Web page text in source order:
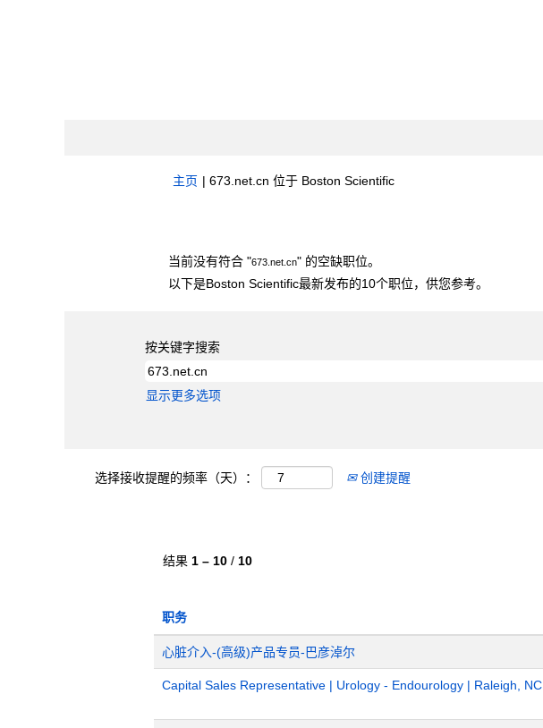
主页 | 673.net.cn 位于 Boston Scientific（当
当前没有符合 "673.net.cn" 的空缺职位。
以下是Boston Scientific最新发布的10个职位，供您参考。
按关键字搜索
显示更多选项
选择接收提醒的频率（天）： 创建提醒
结果 1 – 10 / 10
职务
心脏介入-(高级)产品专员-巴彦淖尔
Capital Sales Representative | Urology - Endourology | Raleigh, NC